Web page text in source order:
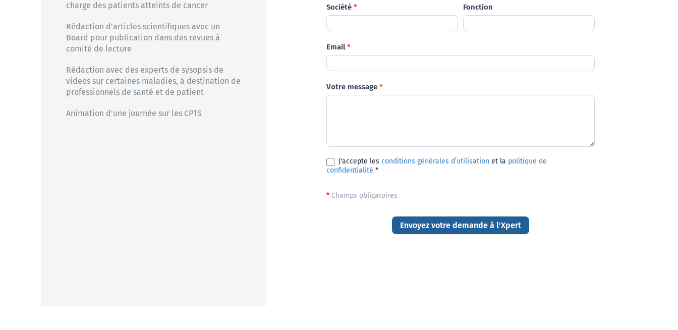
charge des patients atteints de cancer
Rédaction d'articles scientifiques avec un
Board pour publication dans des revues à
comité de lecture
Rédaction avec des experts de sysopsis de
videos sur certaines maladies, à destination de
professionnels de santé et de patient
Animation d'une journée sur les CPTS
Société * Fonction
Email*
Votre message *
J'accepte les conditions générales d’utilisation et la politique de
confidentialité *
*Champs obligatoires
Envoyez votre demande à l'Xpert